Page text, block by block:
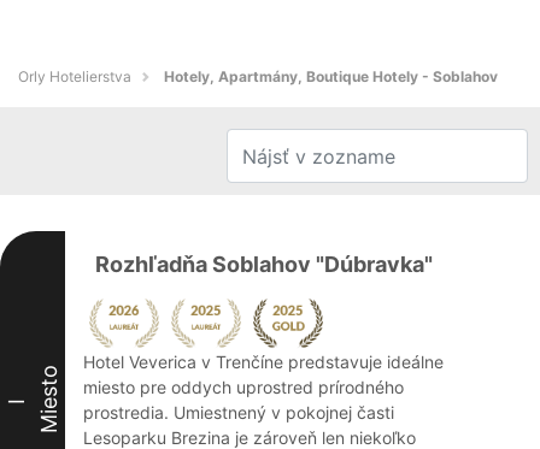
Orly Hotelierstva Hotely, Apartmány, Boutique Hotely - Soblahov
I Miesto
Rozhľadňa Soblahov "Dúbravka"
Hotel Veverica v Trenčíne predstavuje ideálne
miesto pre oddych uprostred prírodného
prostredia. Umiestnený v pokojnej časti
Lesoparku Brezina je zároveň len niekoľko